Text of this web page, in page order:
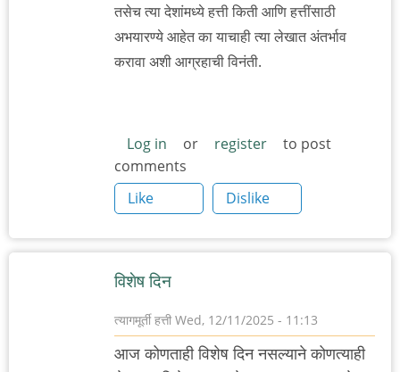
तसेच त्या देशांमध्ये हत्ती किती आणि हत्तींसाठी
अभयारण्ये आहेत का याचाही त्या लेखात अंतर्भाव
करावा अशी आग्रहाची विनंती.
Log in or register
to post
comments
Like
Dislike
विशेष दिन
त्यागमूर्ती हत्ती Wed, 12/11/2025 - 11:13
आज कोणताही विशेष दिन नसल्याने कोणत्याही